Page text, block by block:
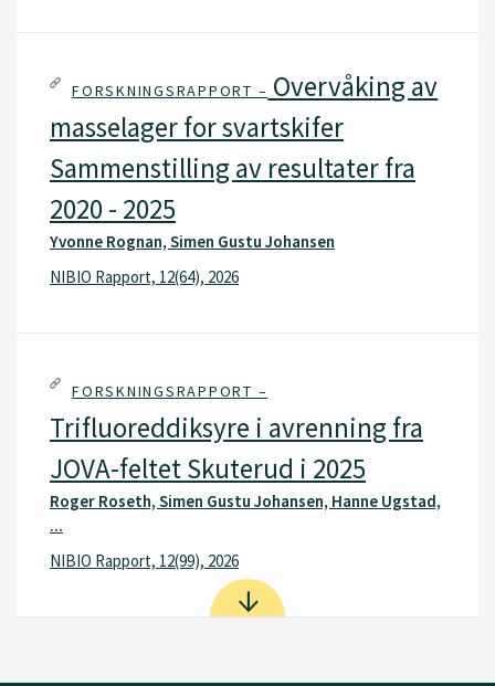
FORSKNINGSRAPPORT – Overvåking av
masselager for svartskifer
Sammenstilling av resultater fra
2020 - 2025
Yvonne Rognan, Simen Gustu Johansen
NIBIO Rapport, 12(64), 2026
FORSKNINGSRAPPORT –
Trifluoreddiksyre i avrenning fra
JOVA-feltet Skuterud i 2025
Roger Roseth, Simen Gustu Johansen, Hanne Ugstad,
...
NIBIO Rapport, 12(99), 2026